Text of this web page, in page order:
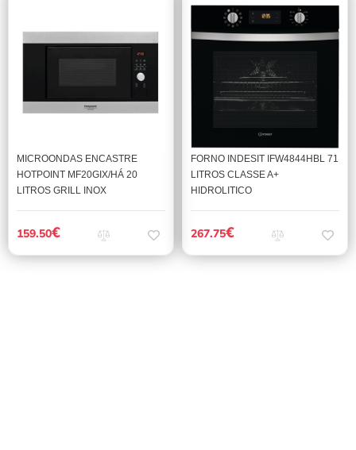
MICROONDAS ENCASTRE
HOTPOINT MF20GIX/HÁ 20
LITROS GRILL INOX
159.50€
FORNO INDESIT IFW4844HBL 71
LITROS CLASSE A+
HIDROLITICO
267.75€